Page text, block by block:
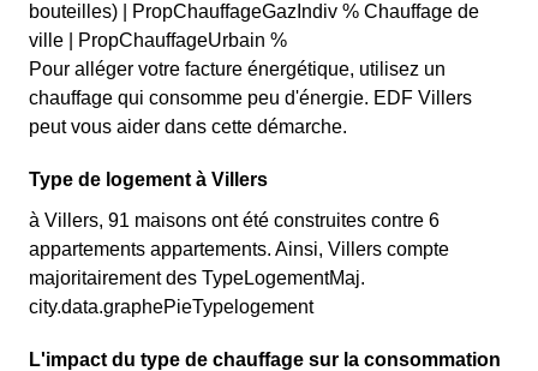
bouteilles) | PropChauffageGazIndiv % Chauffage de
ville | PropChauffageUrbain %
Pour alléger votre facture énergétique, utilisez un
chauffage qui consomme peu d'énergie. EDF Villers
peut vous aider dans cette démarche.
Type de logement à Villers
à Villers, 91 maisons ont été construites contre 6
appartements appartements. Ainsi, Villers compte
majoritairement des TypeLogementMaj.
city.data.graphePieTypelogement
L'impact du type de chauffage sur la consommation